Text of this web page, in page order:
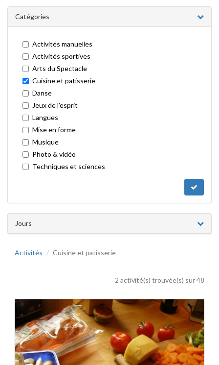
Catégories
Activités manuelles
Activités sportives
Arts du Spectacle
Cuisine et patisserie
Danse
Jeux de l'esprit
Langues
Mise en forme
Musique
Photo & vidéo
Techniques et sciences
Jours
Activités Cuisine et patisserie
2 activité(s) trouvée(s) sur 48